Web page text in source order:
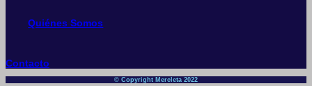
Quiénes Somos
Contacto
© Copyright Mercleta 2022